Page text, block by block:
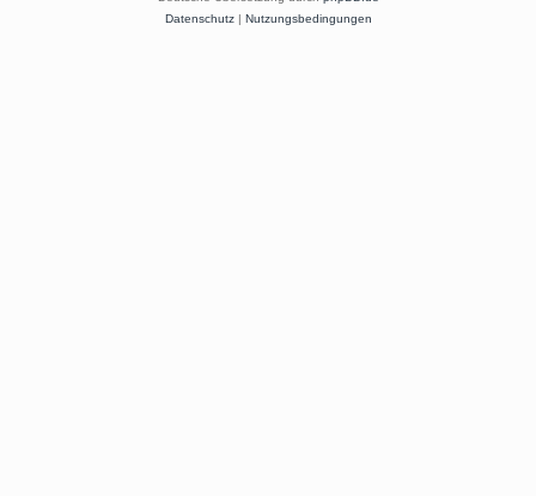
Datenschutz| Nutzungsbedingungen